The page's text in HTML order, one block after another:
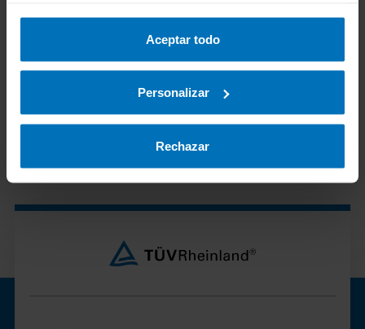
Aceptar todo
Personalizar
Rechazar